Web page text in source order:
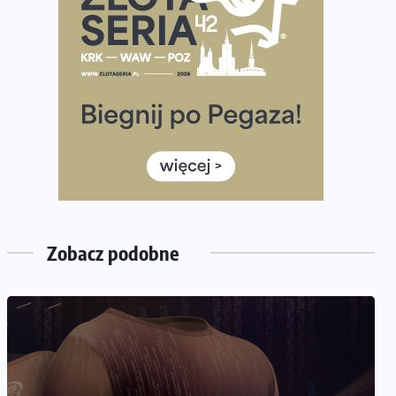
Już w ten weekend! Przed nami Nocny Portowy
Maraton i Półmaraton Szczeciński. Wszystko, co warto
Medal i koszulka 35. Biegu Powstania Warszawskiego.
Na listach startowych są jeszcze wolne miejsca
Jak zaplanować domowe cardio bez przepełniania
mieszkania sprzętem
Zobacz podobne
NADCHODZĄCE IMPREZY WYDARZENIA